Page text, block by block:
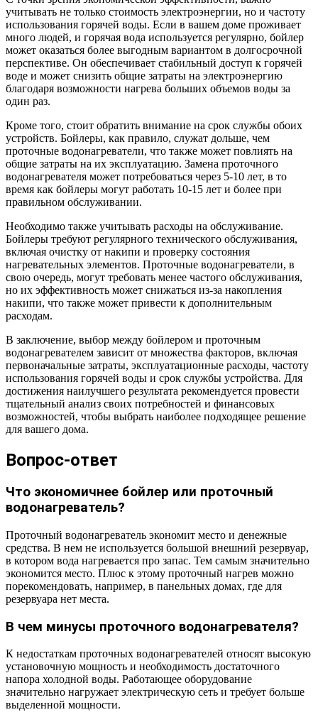
учитывать не только стоимость электроэнергии, но и частоту
использования горячей воды. Если в вашем доме проживает
много людей, и горячая вода используется регулярно, бойлер
может оказаться более выгодным вариантом в долгосрочной
перспективе. Он обеспечивает стабильный доступ к горячей
воде и может снизить общие затраты на электроэнергию
благодаря возможности нагрева больших объемов воды за
один раз.
Кроме того, стоит обратить внимание на срок службы обоих
устройств. Бойлеры, как правило, служат дольше, чем
проточные водонагреватели, что также может повлиять на
общие затраты на их эксплуатацию. Замена проточного
водонагревателя может потребоваться через 5-10 лет, в то
время как бойлеры могут работать 10-15 лет и более при
правильном обслуживании.
Необходимо также учитывать расходы на обслуживание.
Бойлеры требуют регулярного технического обслуживания,
включая очистку от накипи и проверку состояния
нагревательных элементов. Проточные водонагреватели, в
свою очередь, могут требовать менее частого обслуживания,
но их эффективность может снижаться из-за накопления
накипи, что также может привести к дополнительным
расходам.
В заключение, выбор между бойлером и проточным
водонагревателем зависит от множества факторов, включая
первоначальные затраты, эксплуатационные расходы, частоту
использования горячей воды и срок службы устройства. Для
достижения наилучшего результата рекомендуется провести
тщательный анализ своих потребностей и финансовых
возможностей, чтобы выбрать наиболее подходящее решение
для вашего дома.
Вопрос-ответ
Что экономичнее бойлер или проточный
водонагреватель?
Проточный водонагреватель экономит место и денежные
средства. В нем не используется большой внешний резервуар,
в котором вода нагревается про запас. Тем самым значительно
экономится место. Плюс к этому проточный нагрев можно
порекомендовать, например, в панельных домах, где для
резервуара нет места.
В чем минусы проточного водонагревателя?
К недостаткам проточных водонагревателей относят высокую
установочную мощность и необходимость достаточного
напора холодной воды. Работающее оборудование
значительно нагружает электрическую сеть и требует больше
выделенной мощности.